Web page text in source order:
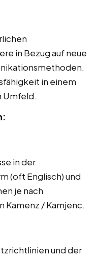
in Bezug auf neue
in einem
Umfeld.
in der
(oft Englisch) und
je nach
Kamenz / Kamjenc.
und der